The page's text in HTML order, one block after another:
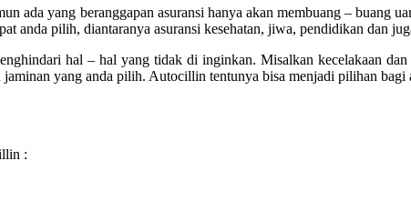
ada yang beranggapan asuransi hanya akan membuang – buang
anda pilih, diantaranya asuransi kesehatan, jiwa, pendidikan dan
hal – hal yang tidak di inginkan. Misalkan kecelakaan
jaminan yang anda pilih. Autocillin tentunya bisa menjadi pilihan bagi
: